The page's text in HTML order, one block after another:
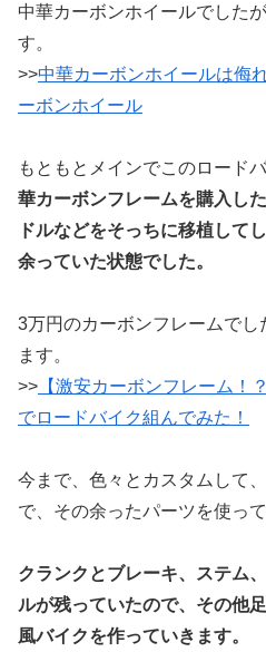
中華カーボンホイールでした
す。
>>中華カーボンホイールは侮
ーボンホイール
もともとメインでこのロード
華カーボンフレームを購入し
ドルなどをそっちに移植して
余っていた状態でした。
3万円のカーボンフレームで
ます。
>> 【激安カーボンフレーム！
でロードバイク組んでみた！
今まで、色々とカスタムして
で、その余ったパーツを使っ
クランクとブレーキ、ステム
ルが残っていたので、その他
風バイクを作っていきます。